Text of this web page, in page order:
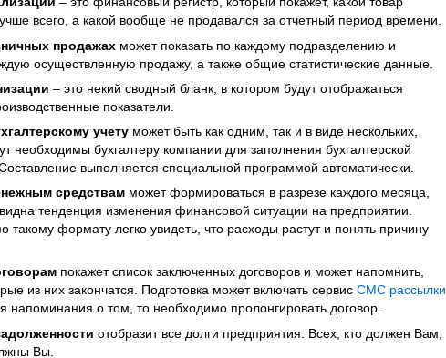
всего, а какой вообще не продавался за отчетный период времени.
продажах может показать по каждому подразделению и
осуществленную продажу, а также общие статистические данные.
– это некий сводный бланк, в котором будут отображаться
показатели.
учету может быть как одним, так и в виде нескольких,
необходимы бухгалтеру компании для заполнения бухгалтерской
выполняется специальной программой автоматически.
средствам может формироваться в разрезе каждого месяца,
тенденция изменения финансовой ситуации на предприятии.
такому формату легко увидеть, что расходы растут и понять причину
покажет список заключенных договоров и может напомнить,
из них закончатся. Подготовка может включать сервис СМС рассылки
напоминания о том, то необходимо пролонгировать договор.
отобразит все долги предприятия. Всех, кто должен Вам,
Вы.